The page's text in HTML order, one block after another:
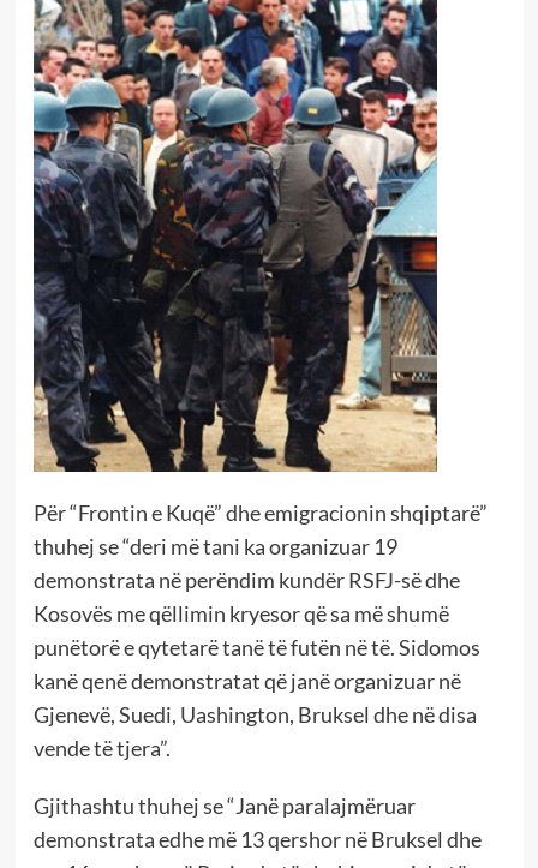
Për “Frontin e Kuqë” dhe emigracionin shqiptarë”
thuhej se “deri më tani ka organizuar 19
demonstrata në perëndim kundër RSFJ-së dhe
Kosovës me qëllimin kryesor që sa më shumë
punëtorë e qytetarë tanë të futën në të. Sidomos
kanë qenë demonstratat që janë organizuar në
Gjenevë, Suedi, Uashington, Bruksel dhe në disa
vende të tjera”.
Gjithashtu thuhej se “Janë paralajmëruar
demonstrata edhe më 13 qershor në Bruksel dhe